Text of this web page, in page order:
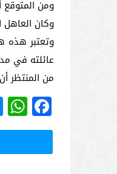
ومن المتوقع
وكان العاهل
عائلته في
من المنتظر